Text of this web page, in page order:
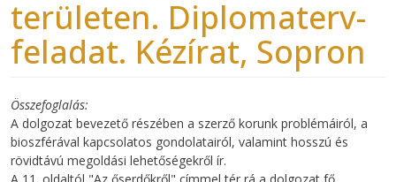
területen. Diplomaterv-
feladat. Kézírat, Sopron
Összefoglalás
A dolgozat bevezető részében a szerző korunk problémáiról, a
bioszférával kapcsolatos gondolatairól, valamint hosszú és
rövidtávú megoldási lehetőségekről ír.